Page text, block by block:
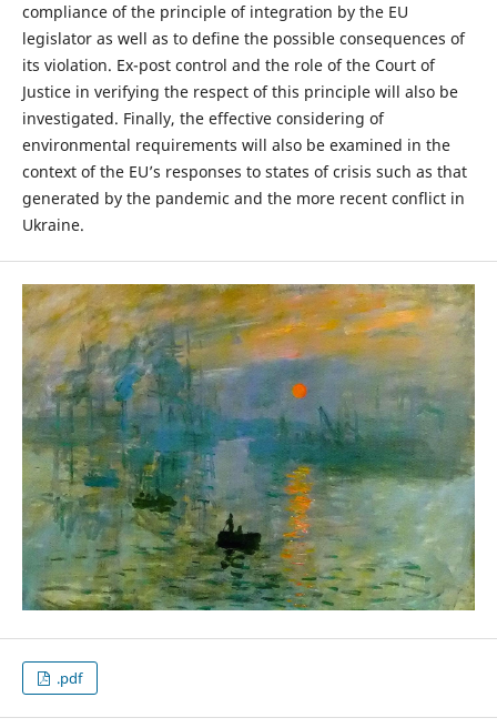
compliance of the principle of integration by the EU
legislator as well as to define the possible consequences of
its violation. Ex-post control and the role of the Court of
Justice in verifying the respect of this principle will also be
investigated. Finally, the effective considering of
environmental requirements will also be examined in the
context of the EU’s responses to states of crisis such as that
generated by the pandemic and the more recent conflict in
Ukraine.
.pdf